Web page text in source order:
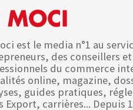
est le media n°1 au
des conseillers
du commerce
online, magazine,
guides pratiques,
Export, carrières... Depuis